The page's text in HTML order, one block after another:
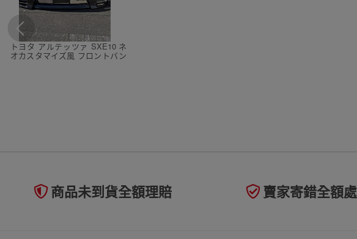
トヨタ アルテッツァ SXE10 ネ
オカスタマイズ風 フロントバン
商品未到貨全額理賠 賣家寄錯全額